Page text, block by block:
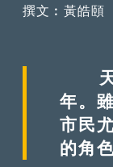
撰文︰黃皓頤
天
年。
市民
的角